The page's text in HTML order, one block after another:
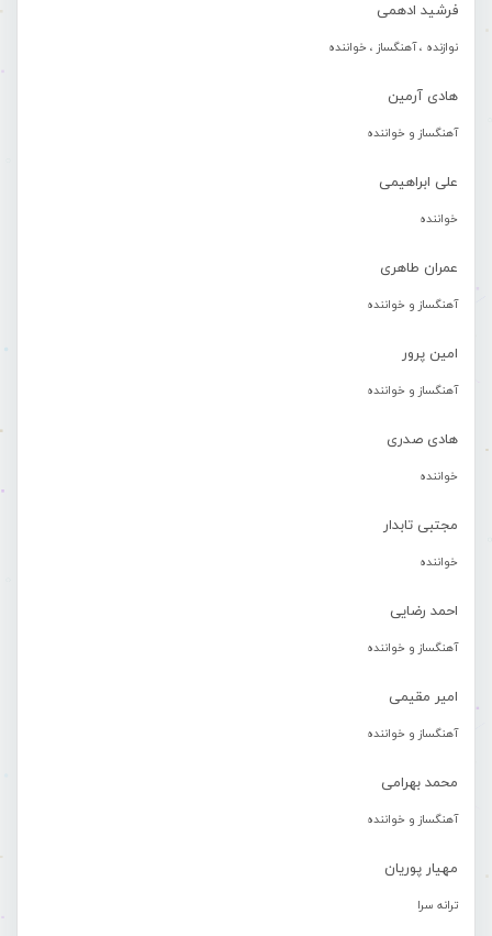
فرشید ادهمی
نوازنده ، آهنگساز ، خواننده
هادی آرمین
آهنگساز و خواننده
علی ابراهیمی
خواننده
عمران طاهری
آهنگساز و خواننده
امین پرور
آهنگساز و خواننده
هادی صدری
خواننده
مجتبی تابدار
خواننده
احمد رضایی
آهنگساز و خواننده
امیر مقیمی
آهنگساز و خواننده
محمد بهرامی
آهنگساز و خواننده
مهیار پوریان
ترانه سرا